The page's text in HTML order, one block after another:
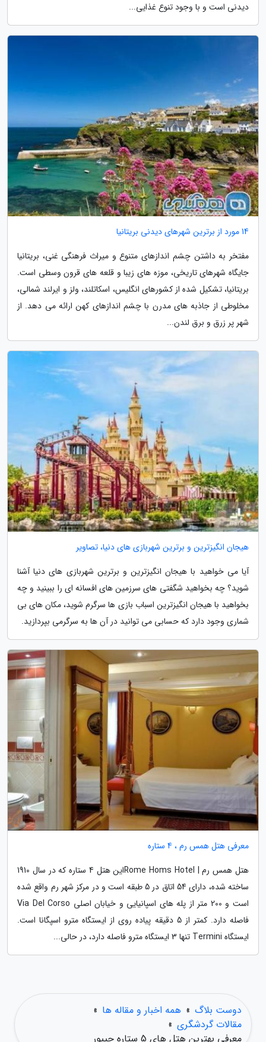
دیدنی است و با وجود تنوع غذایی...
14 مورد از برترین شهرهای دیدنی بریتانیا
مفتخر به داشتن چشم اندازهای متنوع و میراث فرهنگی غنی، بریتانیا
جایگاه شهرهای تاریخی، موزه های زیبا و قلعه های قرون وسطی است.
بریتانیا، تشکیل شده از کشورهای انگلیس، اسکاتلند، ولز و ایرلند شمالی،
مخلوطی از جاذبه های مدرن با چشم اندازهای کهن ارائه می دهد. از
شهر پر زرق و برق لندن...
هیجان انگیزترین و برترین شهربازی های دنیا، تصاویر
آیا می خواهید با هیجان انگیزترین و برترین شهربازی های دنیا آشنا
شوید؟ چه بخواهید شگفتی های سرزمین های افسانه ای را ببینید و چه
بخواهید با هیجان انگیزترین اسباب بازی ها سرگرم شوید، مکان های بی
شماری وجود دارد که حسابی می توانید در آن ها به سرگرمی بپردازید.
معرفی هتل همس رم ، 4 ستاره
هتل همس رم | Rome Homs Hotelاین هتل 4 ستاره که در سال 1910
ساخته شده، دارای 54 اتاق در 5 طبقه است و در مرکز شهر رم واقع شده
است و 200 متر از پله های اسپانیایی و خیابان اصلی Via Del Corso
فاصله دارد. کمتر از 5 دقیقه پیاده روی از ایستگاه مترو اسپگانا است.
ایستگاه Termini تنها 3 ایستگاه مترو فاصله دارد، در حالی...
دوست بلاگ » همه اخبار و مقاله ها »
مقالات گردشگری »
معرفی بهترین هتل های 5 ستاره جیپور